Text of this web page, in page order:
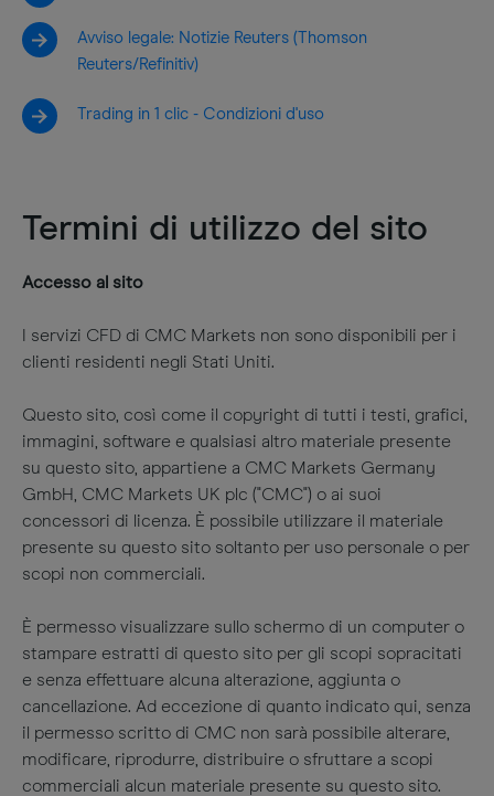
Avviso legale: Notizie Reuters (Thomson
Reuters/Refinitiv)
Trading in 1 clic - Condizioni d'uso
Termini di utilizzo del sito
Accesso al sito
I servizi CFD di CMC Markets non sono disponibili per i
clienti residenti negli Stati Uniti.
Questo sito, così come il copyright di tutti i testi, grafici,
immagini, software e qualsiasi altro materiale presente
su questo sito, appartiene a CMC Markets Germany
GmbH, CMC Markets UK plc ("CMC") o ai suoi
concessori di licenza. È possibile utilizzare il materiale
presente su questo sito soltanto per uso personale o per
scopi non commerciali.
È permesso visualizzare sullo schermo di un computer o
stampare estratti di questo sito per gli scopi sopracitati
e senza effettuare alcuna alterazione, aggiunta o
cancellazione. Ad eccezione di quanto indicato qui, senza
il permesso scritto di CMC non sarà possibile alterare,
modificare, riprodurre, distribuire o sfruttare a scopi
commerciali alcun materiale presente su questo sito.